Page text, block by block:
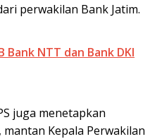
perwakilan Bank Jatim.
Bank NTT dan Bank DKI
juga menetapkan
Kepala Perwakilan